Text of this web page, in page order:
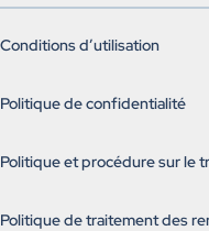
Conditions d’utilisation
Politique de confidentialité
Politique et procédure sur le
Politique de traitement des